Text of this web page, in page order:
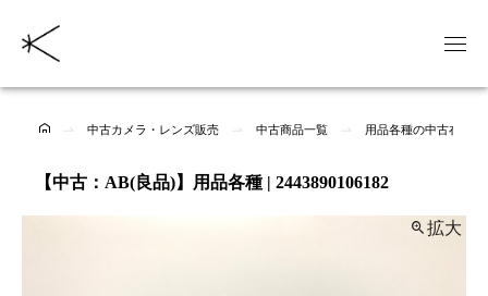
中古カメラ・レンズ販売 中古商品一覧 用品各種の中古在庫一
【中古：AB(良品)】用品各種 | 2443890106182
拡大